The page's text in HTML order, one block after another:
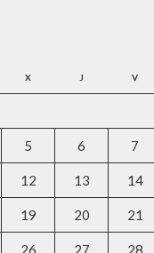
X J V
5 6 7
12 13 14
19 20 21